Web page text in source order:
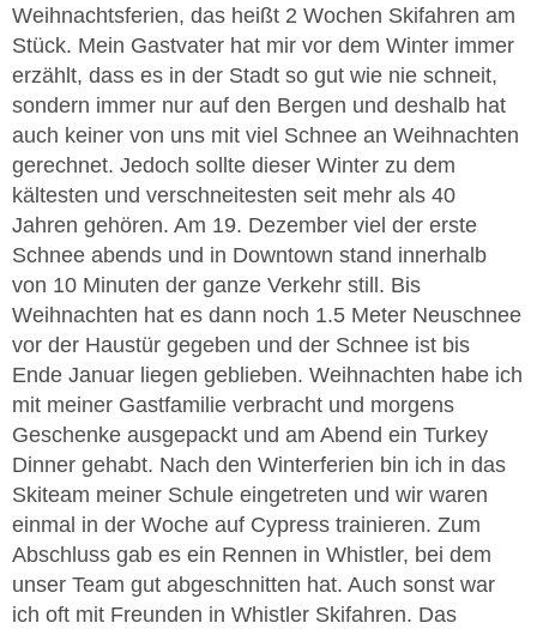
Weihnachtsferien, das heißt 2 Wochen Skifahren am
Stück. Mein Gastvater hat mir vor dem Winter immer
erzählt, dass es in der Stadt so gut wie nie schneit,
sondern immer nur auf den Bergen und deshalb hat
auch keiner von uns mit viel Schnee an Weihnachten
gerechnet. Jedoch sollte dieser Winter zu dem
kältesten und verschneitesten seit mehr als 40
Jahren gehören. Am 19. Dezember viel der erste
Schnee abends und in Downtown stand innerhalb
von 10 Minuten der ganze Verkehr still. Bis
Weihnachten hat es dann noch 1.5 Meter Neuschnee
vor der Haustür gegeben und der Schnee ist bis
Ende Januar liegen geblieben. Weihnachten habe ich
mit meiner Gastfamilie verbracht und morgens
Geschenke ausgepackt und am Abend ein Turkey
Dinner gehabt. Nach den Winterferien bin ich in das
Skiteam meiner Schule eingetreten und wir waren
einmal in der Woche auf Cypress trainieren. Zum
Abschluss gab es ein Rennen in Whistler, bei dem
unser Team gut abgeschnitten hat. Auch sonst war
ich oft mit Freunden in Whistler Skifahren. Das